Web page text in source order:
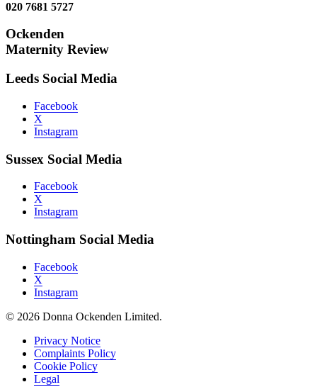
020 7681 5727
Ockenden
Maternity Review
Leeds Social Media
Facebook
X
Instagram
Sussex Social Media
Facebook
X
Instagram
Nottingham Social Media
Facebook
X
Instagram
© 2026 Donna Ockenden Limited.
Privacy Notice
Complaints Policy
Cookie Policy
Legal